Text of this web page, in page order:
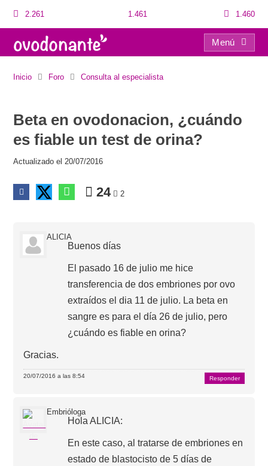
2.261 1.461 1.460
Menú
Inicio Foro Consulta al especialista
Beta en ovodonacion, ¿cuándo
es fiable un test de orina?
Actualizado el 20/07/2016
24 2
ALICIA
Buenos días
El pasado 16 de julio me hice
transferencia de dos embriones por ovo
extraídos el dia 11 de julio. La beta en
sangre es para el día 26 de julio, pero
¿cuándo es fiable en orina?
Gracias.
20/07/2016 a las 8:54 Responder
Embrióloga
Hola ALICIA:
En este caso, al tratarse de embriones en
estado de blastocisto de 5 días de